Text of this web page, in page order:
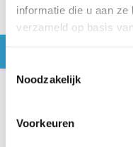
informatie die u aan
verzameld op basis
Noodzakelijk
Voorkeuren
Kenmerken